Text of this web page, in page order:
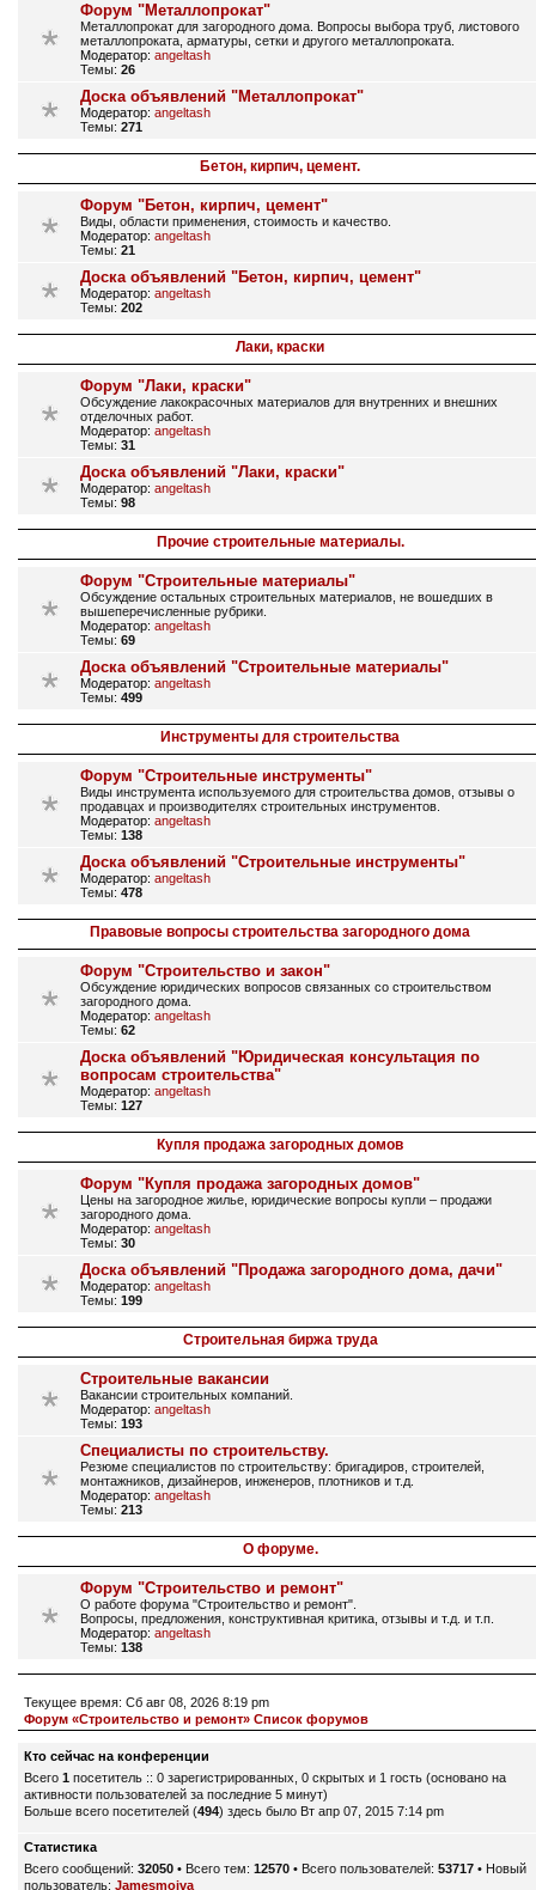
Форум "Металлопрокат"
Металлопрокат для загородного дома. Вопросы выбора труб, листового
металлопроката, арматуры, сетки и другого металлопроката.
Модератор: angeltash
Темы: 26
Доска объявлений "Металлопрокат"
Модератор: angeltash
Темы: 271
Бетон, кирпич, цемент.
Форум "Бетон, кирпич, цемент"
Виды, области применения, стоимость и качество.
Модератор: angeltash
Темы: 21
Доска объявлений "Бетон, кирпич, цемент"
Модератор: angeltash
Темы: 202
Лаки, краски
Форум "Лаки, краски"
Обсуждение лакокрасочных материалов для внутренних и внешних
отделочных работ.
Модератор: angeltash
Темы: 31
Доска объявлений "Лаки, краски"
Модератор: angeltash
Темы: 98
Прочие строительные материалы.
Форум "Строительные материалы"
Обсуждение остальных строительных материалов, не вошедших в
вышеперечисленные рубрики.
Модератор: angeltash
Темы: 69
Доска объявлений "Строительные материалы"
Модератор: angeltash
Темы: 499
Инструменты для строительства
Форум "Строительные инструменты"
Виды инструмента используемого для строительства домов, отзывы о
продавцах и производителях строительных инструментов.
Модератор: angeltash
Темы: 138
Доска объявлений "Строительные инструменты"
Модератор: angeltash
Темы: 478
Правовые вопросы строительства загородного дома
Форум "Строительство и закон"
Обсуждение юридических вопросов связанных со строительством
загородного дома.
Модератор: angeltash
Темы: 62
Доска объявлений "Юридическая консультация по
вопросам строительства"
Модератор: angeltash
Темы: 127
Купля продажа загородных домов
Форум "Купля продажа загородных домов"
Цены на загородное жилье, юридические вопросы купли – продажи
загородного дома.
Модератор: angeltash
Темы: 30
Доска объявлений "Продажа загородного дома, дачи"
Модератор: angeltash
Темы: 199
Строительная биржа труда
Строительные вакансии
Вакансии строительных компаний.
Модератор: angeltash
Темы: 193
Специалисты по строительству.
Резюме специалистов по строительству: бригадиров, строителей,
монтажников, дизайнеров, инженеров, плотников и т.д.
Модератор: angeltash
Темы: 213
О форуме.
Форум "Строительство и ремонт"
О работе форума "Строительство и ремонт".
Вопросы, предложения, конструктивная критика, отзывы и т.д. и т.п.
Модератор: angeltash
Темы: 138
Текущее время: Сб авг 08, 2026 8:19 pm
Форум «Строительство и ремонт» Список форумов
Кто сейчас на конференции
Всего 1 посетитель :: 0 зарегистрированных, 0 скрытых и 1 гость (основано на
активности пользователей за последние 5 минут)
Больше всего посетителей (494) здесь было Вт апр 07, 2015 7:14 pm
Статистика
Всего сообщений: 32050 • Всего тем: 12570 • Всего пользователей: 53717 • Новый
пользователь: Jamesmoiva